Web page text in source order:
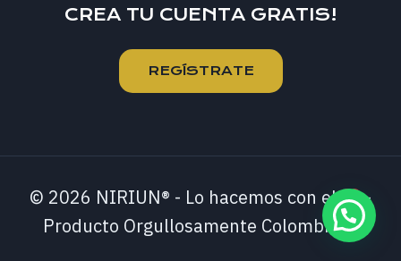
CREA TU CUENTA GRATIS!
REGÍSTRATE
© 2026 NIRIUN® - Lo hacemos con el
-
Producto Orgullosamente Colombiano